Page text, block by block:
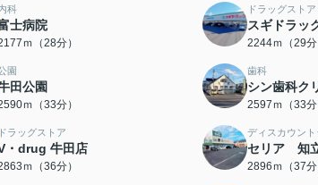
科
士病院
ｍ（28分）
ドラッグストア
スギドラッ
2244ｍ（29分
園
田公園
ｍ（33分）
歯科
シン歯科ク
2597ｍ（33分
ドラッグストア
・drug 牛田店
ｍ（36分）
ディスカウン
セリア 知
2896ｍ（37分